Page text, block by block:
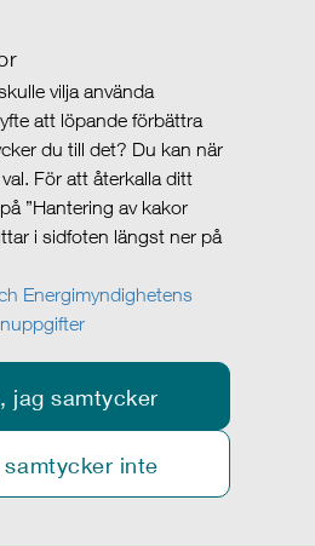
vilja använda
att löpande förbättra
du till det? Du kan när
För att återkalla ditt
”Hantering av kakor
i sidfoten längst ner på
Energimyndighetens
jag samtycker
samtycker inte